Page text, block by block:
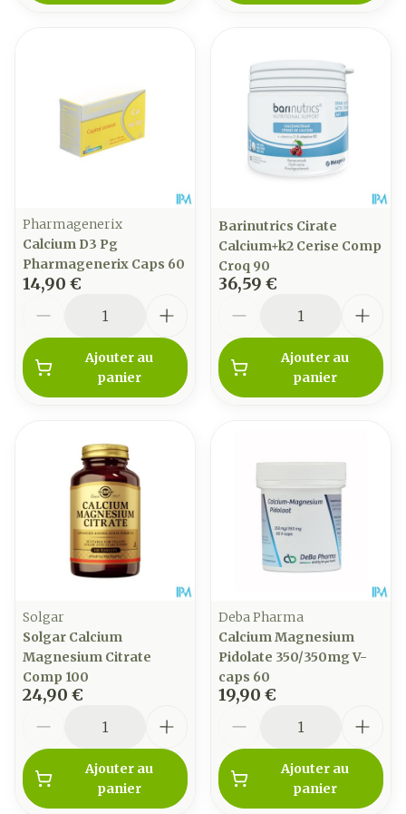
Pharmagenerix
Calcium D3 Pg
Pharmagenerix Caps 60
14,90 €
Ajouter au
panier
Barinutrics Cirate
Calcium+k2 Cerise Comp
Croq 90
36,59 €
Ajouter au
panier
Solgar
Solgar Calcium
Magnesium Citrate
Comp 100
24,90 €
Ajouter au
panier
Deba Pharma
Calcium Magnesium
Pidolate 350/350mg V-
caps 60
19,90 €
Ajouter au
panier